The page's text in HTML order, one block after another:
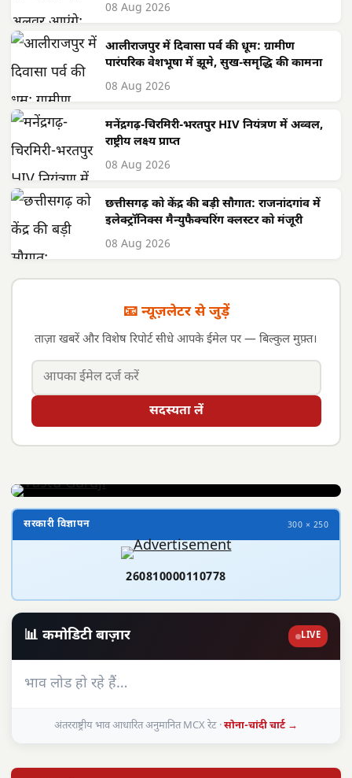
08 Aug 2026
आलीराजपुर में दिवासा पर्व की धूम: ग्रामीण
पारंपरिक वेशभूषा में झूमे, सुख-समृद्धि की कामना
08 Aug 2026
मनेंद्रगढ़-चिरमिरी-भरतपुर HIV नियंत्रण में अव्वल,
राष्ट्रीय लक्ष्य प्राप्त
08 Aug 2026
छत्तीसगढ़ को केंद्र की बड़ी सौगात: राजनांदगांव में
इलेक्ट्रॉनिक्स मैन्युफैक्चरिंग क्लस्टर को मंजूरी
08 Aug 2026
📧 न्यूज़लेटर से जुड़ें
ताज़ा खबरें और विशेष रिपोर्ट सीधे आपके ईमेल पर — बिल्कुल मुफ़्त।
सदस्यता लें
सरकारी विज्ञापन 300 × 250
260810000110778
📊 कमोडिटी बाज़ार LIVE
भाव लोड हो रहे हैं…
अंतरराष्ट्रीय भाव आधारित अनुमानित MCX रेट ·सोना-चांदी चार्ट →